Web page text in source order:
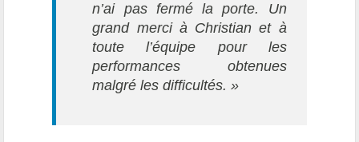
n’ai pas fermé la porte. Un
grand merci à Christian et à
toute l’équipe pour les
performances obtenues
malgré les difficultés. »